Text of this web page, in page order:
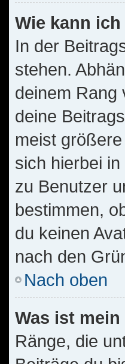
Wie kann
In der
stehen.
deinem Rang
deine
meist
sich hierbei
zu Benutzer
bestimmen,
du keinen
nach den
Nach oben
Was ist
Ränge, die